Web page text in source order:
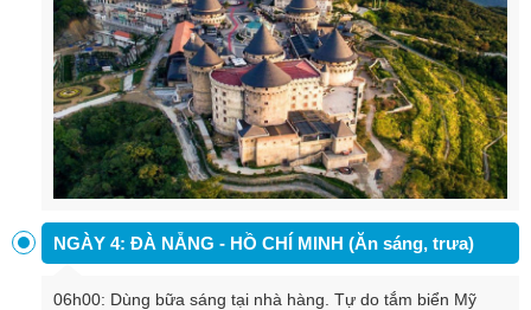
NGÀY 4: ĐÀ NẴNG - HỒ CHÍ MINH (Ăn sáng, trưa)
06h00: Dùng bữa sáng tại nhà hàng. Tự do tắm biển Mỹ